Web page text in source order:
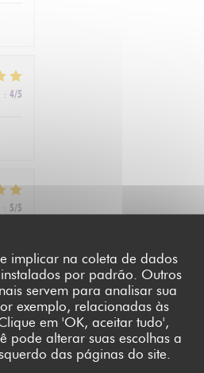
implicar na coleta de dados
por padrão. Outros
servem para analisar sua
exemplo, relacionadas às
em 'OK, aceitar tudo',
pode alterar suas escolhas a
das páginas do site.
: 4/5
: 5/5
: 4/5